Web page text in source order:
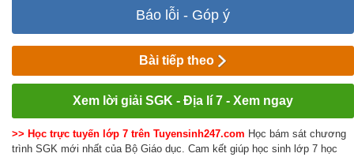
Báo lỗi - Góp ý
Bài tiếp theo
Xem lời giải SGK - Địa lí 7 - Xem ngay
>> Học trực tuyến lớp 7 trên Tuyensinh247.com Học bám sát chương
trình SGK mới nhất của Bộ Giáo dục. Cam kết giúp học sinh lớp 7 học